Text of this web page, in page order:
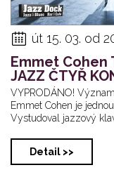
út 15. 03. od
Emmet Cohen
JAZZ ČTYŘ
VYPRODÁNO!
Emmet Cohen je
Vystudoval jazzový
Detail >>